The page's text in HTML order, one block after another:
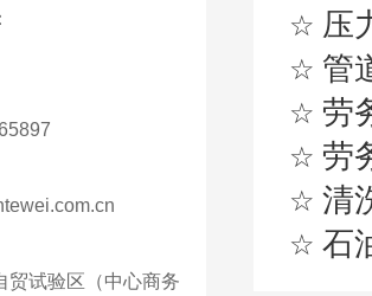
贸试验区（中心商务
☆ 压
☆ 管
☆ 劳
☆ 劳
☆ 清
☆ 石